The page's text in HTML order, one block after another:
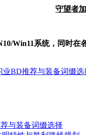
守望者
10/Win11系统，同时在
业BD推荐与装备词缀选
与装备词缀选择